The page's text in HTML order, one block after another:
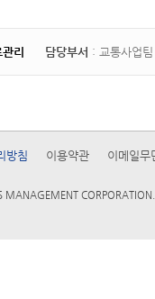
리 담당부서 : 교통사업
방침 이용약관 이메일무
CORPORATION.